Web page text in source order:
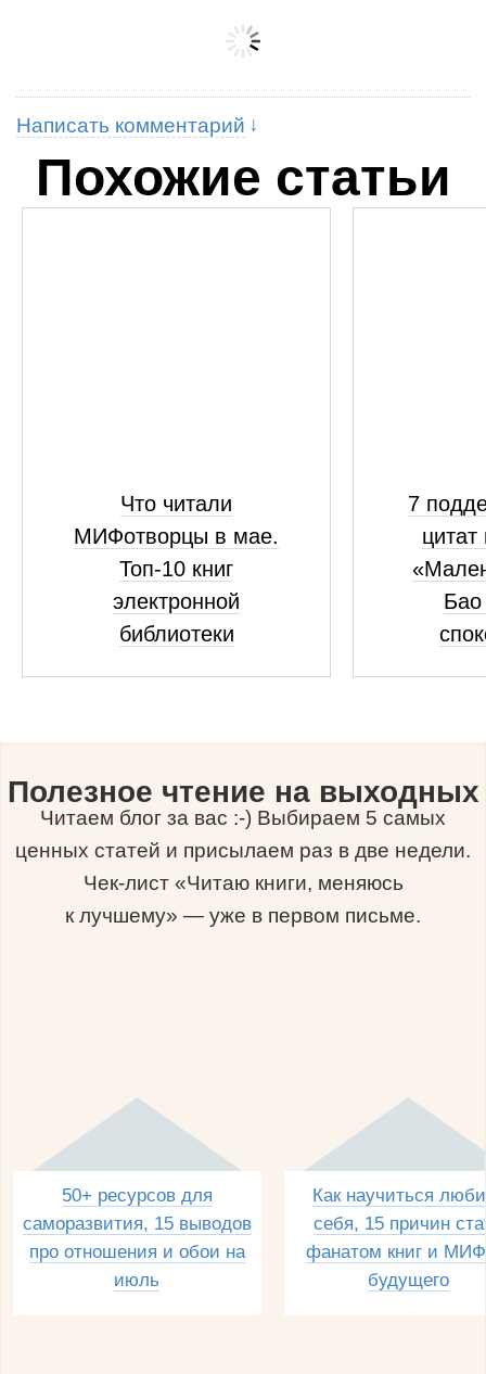
Написать комментарий
Похожие статьи
Что читали
МИФотворцы в мае.
Топ-10 книг
электронной
библиотеки
7
цитат
Бао
Полезное чтение на выходных
Читаем блог за вас :-) Выбираем 5 самых
ценных статей и присылаем раз в две недели.
Чек-лист «Читаю книги, меняюсь
к лучшему» — уже в первом письме.
50+ ресурсов для
саморазвития, 15 выводов
про отношения и обои на
июль
Как научиться
себя, 15 причин
фанатом книг и
будущего